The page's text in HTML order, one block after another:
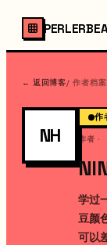
← 返回博客/ 作者档案
NH
作
作者 ·
学过
豆颜
可以